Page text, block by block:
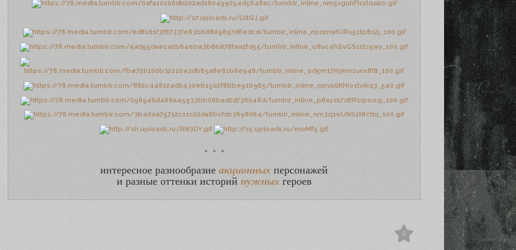
× × ×
интересное разнообразие акционных персонажей
и разные оттенки историй нужныхгероев
0